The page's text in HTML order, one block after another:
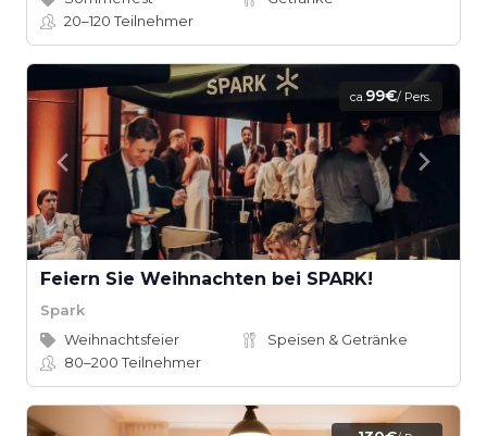
20–120Teilnehmer
ca.99€/ Pers.
Feiern Sie Weihnachten bei SPARK!
Spark
Weihnachtsfeier
Speisen & Getränke
80–200Teilnehmer